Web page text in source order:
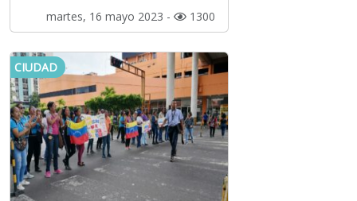
martes, 16 mayo 2023 - 1300
CIUDAD